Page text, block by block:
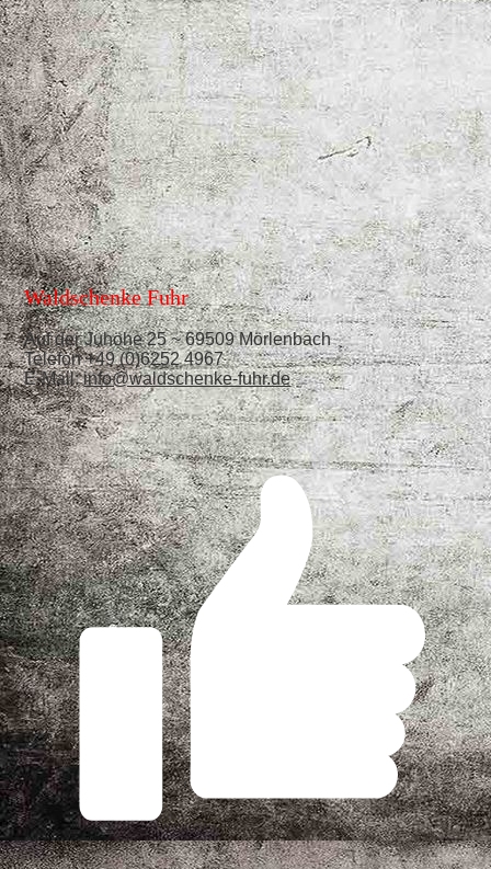
Waldschenke Fuhr
Auf der Juhöhe 25 ~ 69509 Mörlenbach
Telefon +49 (0)6252 4967
E-Mail:info@waldschenke-fuhr.de